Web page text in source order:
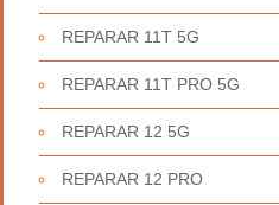
REPARAR 11T 5G
REPARAR 11T PRO 5G
REPARAR 12 5G
REPARAR 12 PRO